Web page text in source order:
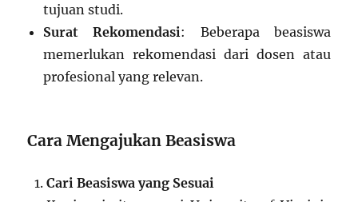
tujuan studi.
Surat Rekomendasi: Beberapa beasiswa
memerlukan rekomendasi dari dosen atau
profesional yang relevan.
Cara Mengajukan Beasiswa
Cari Beasiswa yang Sesuai